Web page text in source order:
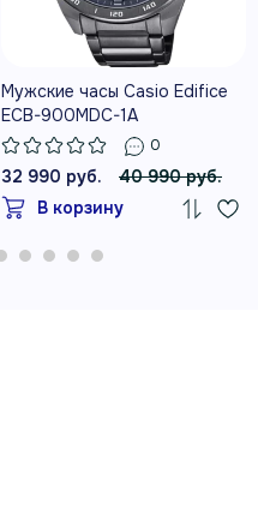
Мужские часы Casio Edifice
ECB-900MDC-1A
0
32 990 руб.
40 990 руб.
В корзину